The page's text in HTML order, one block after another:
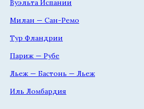
Вуэльта Испании
Милан — Сан-Ремо
Тур Фландрии
Париж — Рубе
Льеж — Бастонь — Льеж
Иль Ломбардия